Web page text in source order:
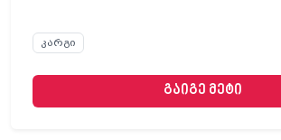
კარგი
გაიგე მეტი